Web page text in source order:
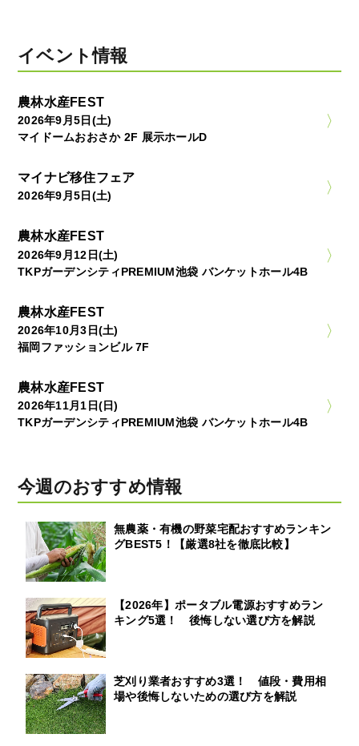
イベント情報
農林水産FEST
2026年9月5日(土)
マイドームおおさか 2F 展示ホールD
マイナビ移住フェア
2026年9月5日(土)
農林水産FEST
2026年9月12日(土)
TKPガーデンシティPREMIUM池袋 バンケットホール4B
農林水産FEST
2026年10月3日(土)
福岡ファッションビル 7F
農林水産FEST
2026年11月1日(日)
TKPガーデンシティPREMIUM池袋 バンケットホール4B
今週のおすすめ情報
無農薬・有機の野菜宅配おすすめランキン
グBEST5！【厳選8社を徹底比較】
【2026年】ポータブル電源おすすめラン
キング5選！ 後悔しない選び方を解説
芝刈り業者おすすめ3選！ 値段・費用相
場や後悔しないための選び方を解説